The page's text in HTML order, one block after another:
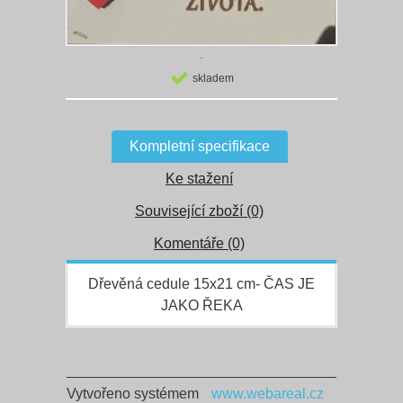
skladem
Kompletní specifikace
Ke stažení
Související zboží (0)
Komentáře (0)
Dřevěná cedule 15x21 cm- ČAS JE
JAKO ŘEKA
Vytvořeno systémem www.webareal.cz